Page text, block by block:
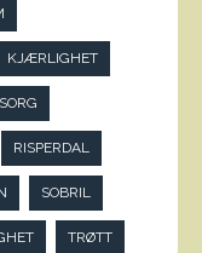
KJÆRLIGHET
RISPERDAL
SOBRIL
TRØTT